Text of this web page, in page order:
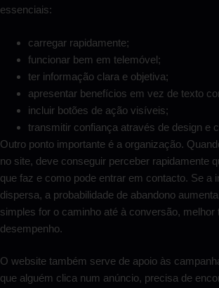
essenciais:
carregar rapidamente;
funcionar bem em telemóvel;
ter informação clara e objetiva;
apresentar benefícios em vez de texto
incluir botões de ação visíveis;
transmitir confiança através de design e
Outro ponto importante é a organização.
no site, deve conseguir perceber rapidamente
que faz e como pode entrar em contacto. Se a
dispersa, a probabilidade de abandono
simples for o caminho até à conversão, melhor
desempenho.
O website também serve de apoio às
que alguém clica num anúncio, precisa de